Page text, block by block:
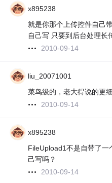
x895238
就是你那个上传控件自己
自己写 只要到后台处理长
2010-09-14
liu_20071001
菜鸟级的，老大得说的更
2010-09-14
x895238
FileUpload1不是自带了一
己写吗？
2010-09-14